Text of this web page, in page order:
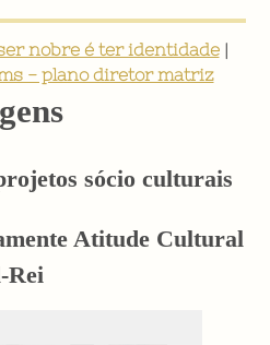
nobre é ter identidade|
- plano diretor matriz
sócio culturais
Atitude Cultural
Rei